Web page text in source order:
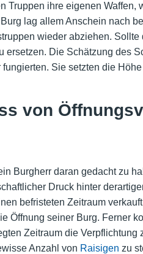
Truppen ihre eigenen Waffen,
lag allem Anschein nach
wieder abziehen.
ersetzen. Die Schätzung des
Sie setzten die
von
Burgherr daran gedacht zu
Druck hinter
befristeten Zeitraum
Öffnung seiner Burg. Ferner
Zeitraum die
Anzahl von Raisigen zu